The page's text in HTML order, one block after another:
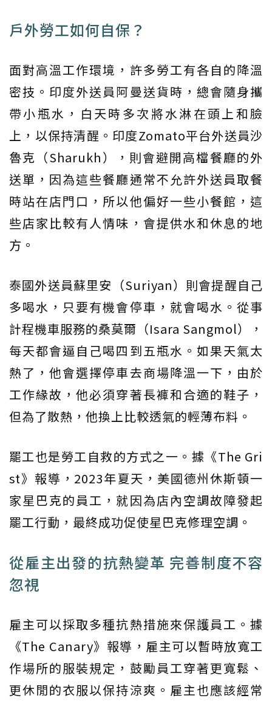
戶外勞工如何自保？
面對高溫工作環境，許多勞工有各自的降溫
密技。印度外送員阿曼送貨時，總會隨身攜
帶小瓶水，白天時多次將水淋在頭上和臉
上，以保持清醒。印度Zomato平台外送員沙
魯克（Sharukh），則會避開高檔餐廳的外
送單，因為這些餐廳通常不允許外送員取餐
時站在店門口，所以他偏好一些小餐館，這
些店家比較有人情味，會提供水和休息的地
方。
泰國外送員蘇里安（Suriyan）則會提醒自己
多喝水，只要有機會停車，就會喝水。從事
計程機車服務的桑莫爾（Isara Sangmol），
每天都會逼自己喝四到五瓶水。如果天氣太
熱了，他會選擇停車去商場降溫一下，由於
工作緣故，他必須穿著長褲和合適的鞋子，
但為了散熱，他換上比較透氣的輕薄布料。
罷工也是勞工自救的方式之一。據《The Gri
st》報導，2023年夏天，美國德州休斯頓一
家星巴克的員工，就因為店內空調故障發起
罷工行動，最終成功促使星巴克修理空調。
從雇主出發的抗熱變革 完善制度不容
忽視
雇主可以採取多種抗熱措施來保護員工。據
《The Canary》報導，雇主可以暫時放寬工
作場所的服裝規定，鼓勵員工穿著更寬鬆、
更休閒的衣服以保持涼爽。雇主也應該經常